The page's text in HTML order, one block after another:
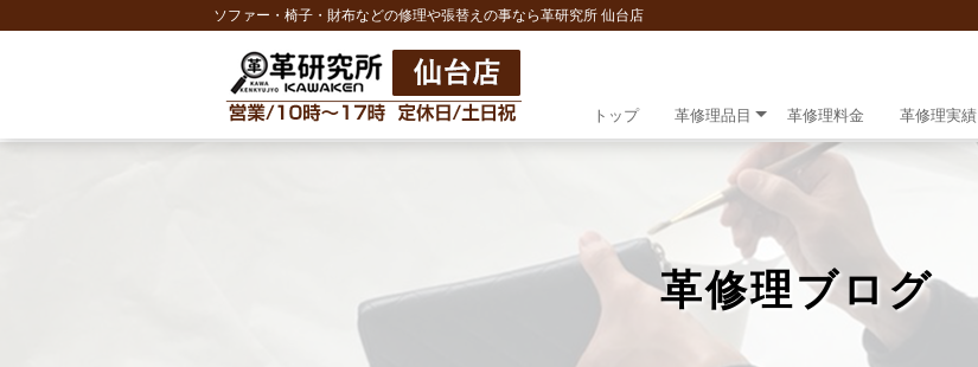
ソファー・椅子・財布などの修理や張替えの事なら革研究所 仙台店
トップ 革修理品目 革修理料金 革修理実績
革修理ブログ